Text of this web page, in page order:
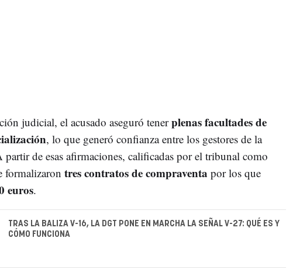
judicial, el acusado aseguró tenerplenas facultades de
, lo que generó confianza entre los gestores de la
partir de esas afirmaciones, calificadas por el tribunal como
formalizaron tres contratos de compraventa por los que
euros.
TRAS LA BALIZA V-16, LA DGT PONE EN MARCHA LA SEÑAL V-27: QUÉ ES Y
CÓMO FUNCIONA